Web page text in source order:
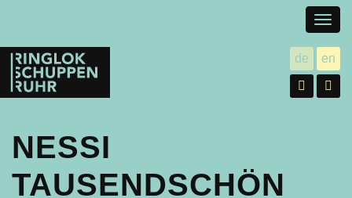
Ringlokschuppen
Ruhr
de utsch
en
NESSI
TAUSENDSCHÖN